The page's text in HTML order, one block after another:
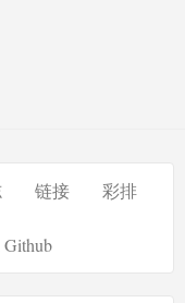
链接 彩排
Github